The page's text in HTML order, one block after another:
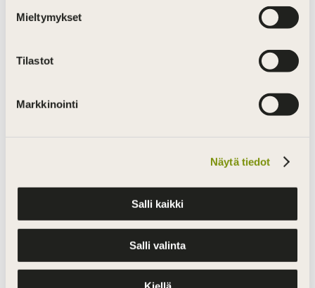
Mieltymykset
Tilastot
Markkinointi
Näytä tiedot
Salli kaikki
Salli valinta
lokakuu 2022
helmikuu 2022
lokakuu 2021
joulukuu 2020